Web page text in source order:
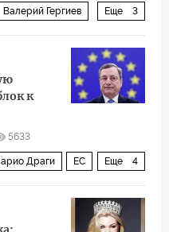
Еще 3
Валерий Гергиев
к
5633
Еще 4
Драги ЕС